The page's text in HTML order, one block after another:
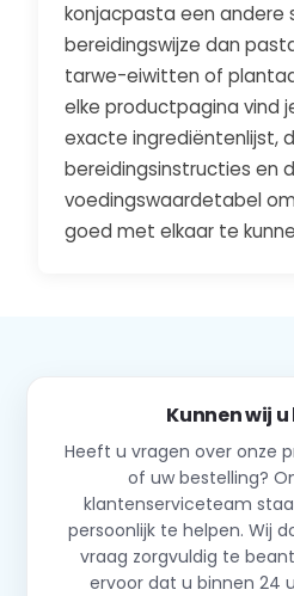
konjacpasta een andere
bereidingswijze dan
tarwe-eiwitten of
elke productpagina vind
exacte ingrediëntenlijst,
bereidingsinstructies en
voedingswaardetabel
goed met elkaar te
Kunnen wij
Heeft u vragen over onze
of uw bestelling?
klantenserviceteam
persoonlijk te helpen. Wij
vraag zorgvuldig te
ervoor dat u binnen 24